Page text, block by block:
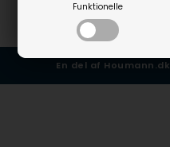
Funktionelle
En del af Houmann.dk